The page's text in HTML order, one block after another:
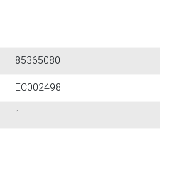
85365080
EC002498
1